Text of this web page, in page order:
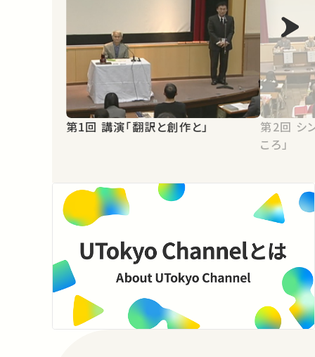
第1回 講演「翻訳と創作と」
第2回 シンポジウム「文学部というと
ころ」